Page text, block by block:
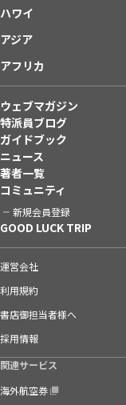
ハワイ
アジア
アフリカ
ウェブマガジン
特派員ブログ
ガイドブック
ニュース
著者一覧
コミュニティ
新規会員登録
GOOD LUCK TRIP
運営会社
利用規約
書店御担当者様へ
採用情報
関連サービス
海外航空券